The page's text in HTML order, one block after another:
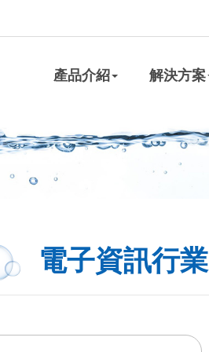
產品介紹 解決方案
電子資訊行業